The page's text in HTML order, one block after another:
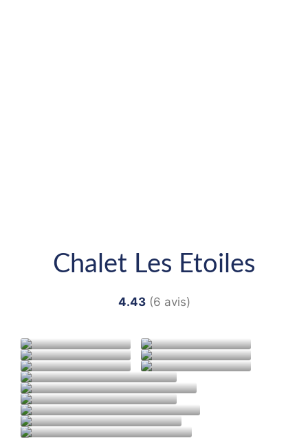
Chalet Les Etoiles
4.43 (6 avis)